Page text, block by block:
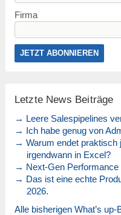
Firma
Letzte News Beiträge
→ Leere Salespipelines
→ Ich habe genug von
→ Warum endet praktisch
irgendwann in Excel?
→ Next-Gen Performance
→ Das ist eine echte
2026.
Alle bisherigen What’s up-